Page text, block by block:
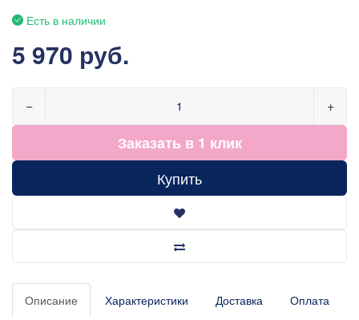
Есть в наличии
5 970 руб.
− +
Заказать в 1 клик
Купить
Описание Характеристики Доставка Оплата